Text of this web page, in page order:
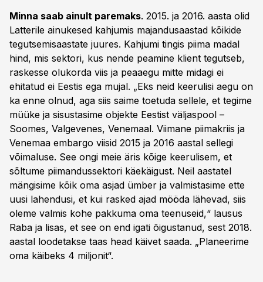
Minna saab ainult paremaks. 2015. ja 2016. aasta olid
Latterile ainukesed kahjumis majandusaastad kõikide
tegutsemisaastate juures. Kahjumi tingis piima madal
hind, mis sektori, kus nende peamine klient tegutseb,
raskesse olukorda viis ja peaaegu mitte midagi ei
ehitatud ei Eestis ega mujal. „Eks neid keerulisi aegu on
ka enne olnud, aga siis saime toetuda sellele, et tegime
müüke ja sisustasime objekte Eestist väljaspool –
Soomes, Valgevenes, Venemaal. Viimane piimakriis ja
Venemaa embargo viisid 2015 ja 2016 aastal sellegi
võimaluse. See ongi meie äris kõige keerulisem, et
sõltume piimandussektori käekäigust. Neil aastatel
mängisime kõik oma asjad ümber ja valmistasime ette
uusi lahendusi, et kui rasked ajad mööda lähevad, siis
oleme valmis kohe pakkuma oma teenuseid,“ lausus
Raba ja lisas, et see on end igati õigustanud, sest 2018.
aastal loodetakse taas head käivet saada. „Planeerime
oma käibeks 4 miljonit“.